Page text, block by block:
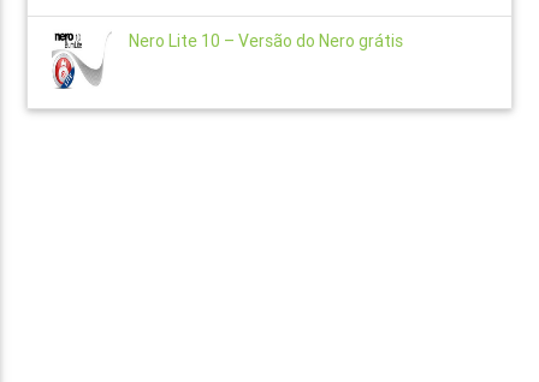
Nero Lite 10 – Versão do Nero grátis